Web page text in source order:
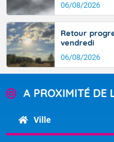
06/08/2026
Retour
vendredi
06/08/2026
A PROXIMITÉ DE
Ville